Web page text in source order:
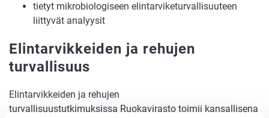
tietyt mikrobiologiseen elintarviketurvallisuuteen
liittyvät analyysit
Elintarvikkeiden ja rehujen
turvallisuus
Elintarvikkeiden ja rehujen
turvallisuustutkimuksissa Ruokavirasto toimii kansallisena